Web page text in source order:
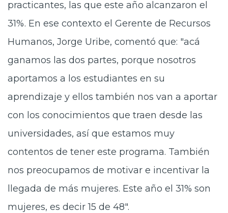
practicantes, las que este año alcanzaron el
31%. En ese contexto el Gerente de Recursos
Humanos, Jorge Uribe, comentó que: "acá
ganamos las dos partes, porque nosotros
aportamos a los estudiantes en su
aprendizaje y ellos también nos van a aportar
con los conocimientos que traen desde las
universidades, así que estamos muy
contentos de tener este programa. También
nos preocupamos de motivar e incentivar la
llegada de más mujeres. Este año el 31% son
mujeres, es decir 15 de 48".